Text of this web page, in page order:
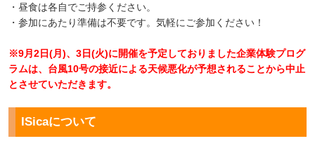
・昼食は各自でご持参ください。
・参加にあたり準備は不要です。気軽にご参加ください！
※9月2日(月)、3日(火)に開催を予定しておりました企業体験プログ
ラムは、台風10号の接近による天候悪化が予想されることから中止
とさせていただきます。
ISicaについて